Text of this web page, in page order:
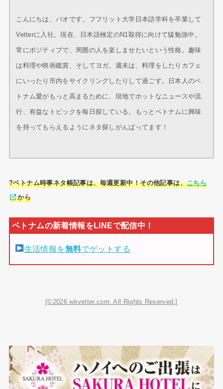
こんにちは、バオです。フフリット大学日本語学科を卒業して
Vetterに入社。現在、日本語検定のN1取得に向けて猛勉強中。
常にポジティブで、周囲の人を楽しませたいという性格。趣味
は料理や映画鑑賞、そしてヨガ。週末は、料理をしたりカフェ
にいったり市内をサイクリングしたりして過ごす。日本人のベ
トナム愛がもっと高まるために、現地でホットなニュースや流
行、有益なトピックを毎日探している。もっとベトナムに興味
を持ってもらえるようにネタ探しがんばってます！
?ベトナム時事ネタ帳記事は、毎週更新中！その他記事は、こちら
から
生活情報を無料でゲットする
[©2026 wkvetter.com. All Rights Reserved.]